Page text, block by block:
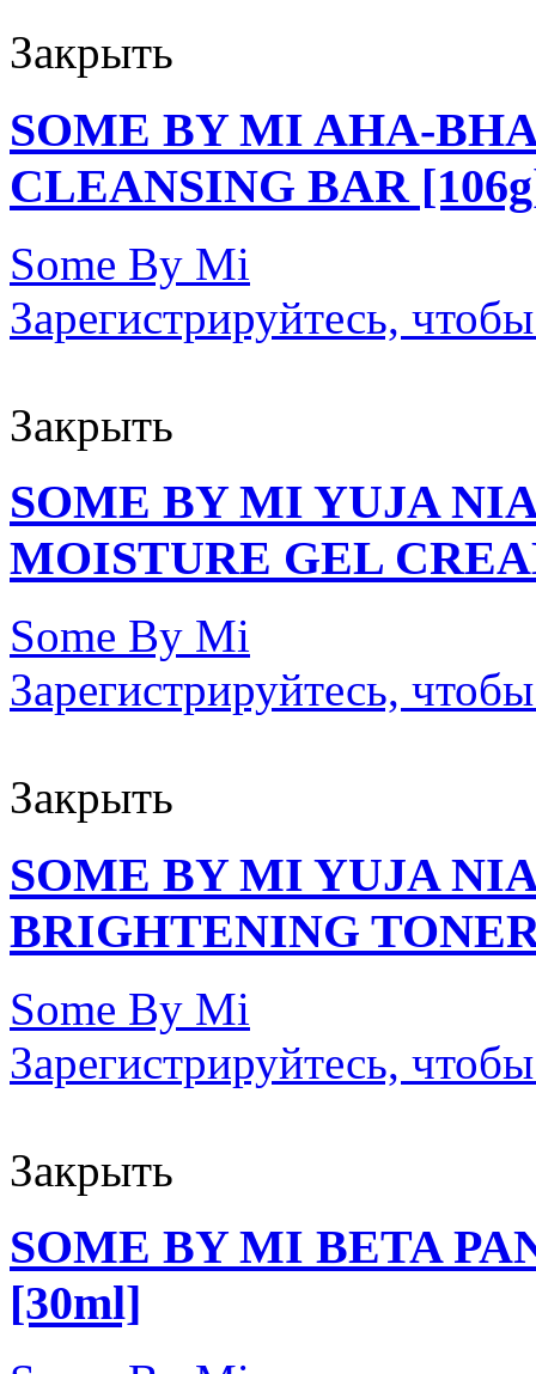
Закрыть
SOME BY MI AHA-
CLEANSING BAR
Some By Mi
Зарегистрируйтесь,
Закрыть
SOME BY MI YUJA
MOISTURE GEL
Some By Mi
Зарегистрируйтесь,
Закрыть
SOME BY MI YUJA
BRIGHTENING
Some By Mi
Зарегистрируйтесь,
Закрыть
SOME BY MI BETA
[30ml]